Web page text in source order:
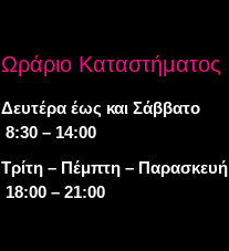
Ωράριο Καταστήματος
Δευτέρα έως και Σάββατο
8:30 – 14:00
Τρίτη – Πέμπτη – Παρασκευή
18:00 – 21:00